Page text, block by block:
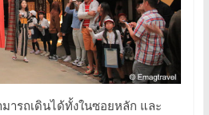
ารถเดินได้ทั้งในซอยหลัก และ